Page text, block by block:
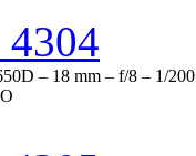
– 18 mm – f/8 – 1/200